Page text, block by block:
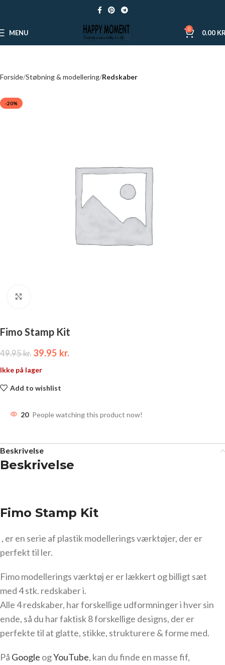
MENU 0 0.00
Forside Støbning & modellering Redskaber
-20%
Fimo Stamp Kit
49.95kr. 39.95 kr.
Ikke på lager
Add to wishlist
20 People watching this product now!
Beskrivelse
Beskrivelse
Fimo Stamp Kit
, er en serie af plastik modellerings værktøjer, der er
perfekt til ler.
Fimo modellerings værktøj er er lækkert og billigt sæt
med 4 stk. redskaber i.
Alle 4 redskaber, har forskellige udformninger i hver sin
ende, så du har faktisk 8 forskellige designs, der er
perfekte til at glatte, stikke, strukturere & forme med.
På Google ogYouTube, kan du finde en masse fif,